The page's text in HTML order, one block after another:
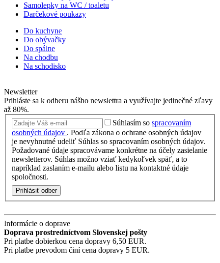
Samolepky na WC / toaletu
Darčekové poukazy
Do kuchyne
Do obývačky
Do spálne
Na chodbu
Na schodisko
Newsletter
Prihláste sa k odberu nášho newslettra a využívajte jedinečné zľavy
až 80%.
Súhlasím so spracovaním
osobných údajov . Podľa zákona o ochrane osobných údajov
je nevyhnutné udeliť Súhlas so spracovaním osobných údajov.
Požadované údaje spracovávame konkrétne na účely zasielanie
newsletterov. Súhlas možno vziať kedykoľvek späť, a to
napríklad zaslaním e-mailu alebo listu na kontaktné údaje
spoločnosti.
Prihlásiť odber
Informácie o doprave
Doprava prostredníctvom Slovenskej pošty
Pri platbe dobierkou cena dopravy 6,50 EUR.
Pri platbe prevodom činí cena dopravy 5 EUR.